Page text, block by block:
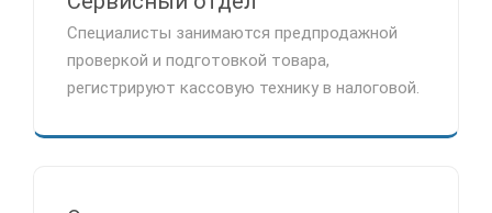
Специалисты занимаются предпродажной
проверкой и подготовкой товара,
регистрируют кассовую технику в налоговой.